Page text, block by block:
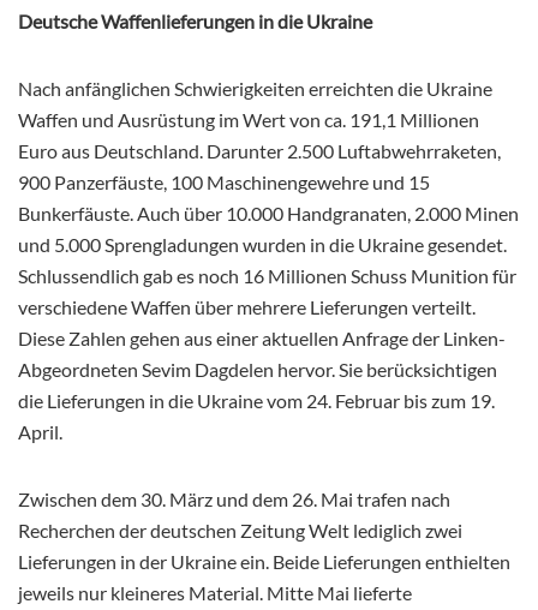
Deutsche Waffenlieferungen in die Ukraine
Nach anfänglichen Schwierigkeiten erreichten die Ukraine
Waffen und Ausrüstung im Wert von ca. 191,1 Millionen
Euro aus Deutschland. Darunter 2.500 Luftabwehrraketen,
900 Panzerfäuste, 100 Maschinengewehre und 15
Bunkerfäuste. Auch über 10.000 Handgranaten, 2.000 Minen
und 5.000 Sprengladungen wurden in die Ukraine gesendet.
Schlussendlich gab es noch 16 Millionen Schuss Munition für
verschiedene Waffen über mehrere Lieferungen verteilt.
Diese Zahlen gehen aus einer aktuellen Anfrage der Linken-
Abgeordneten Sevim Dagdelen hervor. Sie berücksichtigen
die Lieferungen in die Ukraine vom 24. Februar bis zum 19.
April.
Zwischen dem 30. März und dem 26. Mai trafen nach
Recherchen der deutschen Zeitung Welt lediglich zwei
Lieferungen in der Ukraine ein. Beide Lieferungen enthielten
jeweils nur kleineres Material. Mitte Mai lieferte